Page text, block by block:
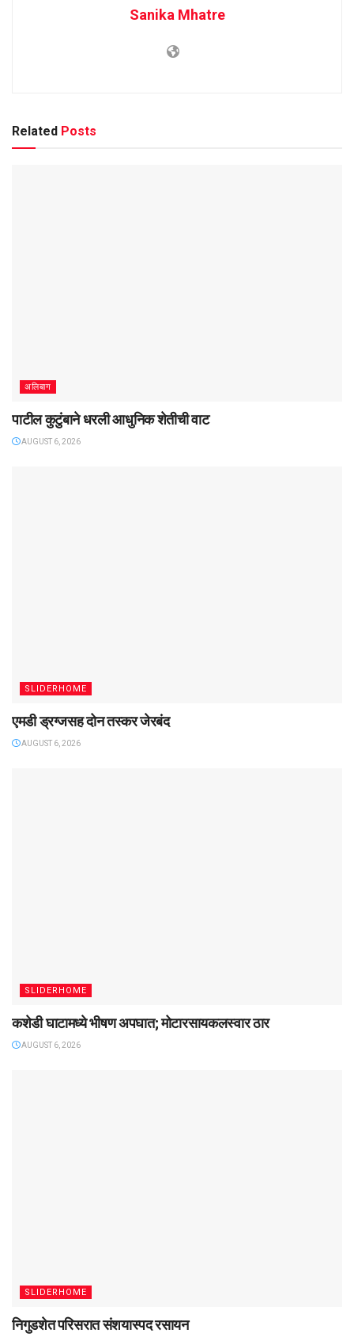
Sanika Mhatre
Related Posts
अलिबाग
पाटील कुटुंबाने धरली आधुनिक शेतीची वाट
AUGUST 6, 2026
SLIDERHOME
एमडी ड्रग्जसह दोन तस्कर जेरबंद
AUGUST 6, 2026
SLIDERHOME
कशेडी घाटामध्ये भीषण अपघात; मोटारसायकलस्वार ठार
AUGUST 6, 2026
SLIDERHOME
निगुडशेत परिसरात संशयास्पद रसायन